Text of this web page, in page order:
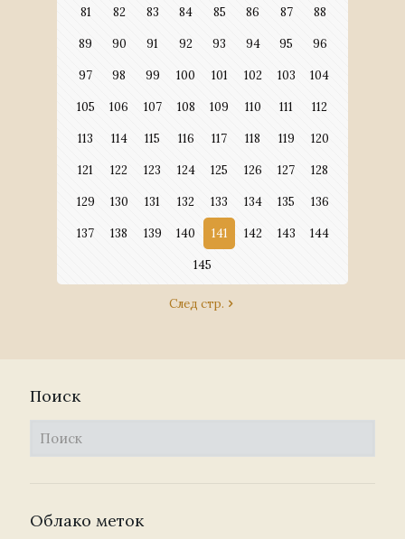
81 82 83 84 85 86 87 88
89 90 91 92 93 94 95 96
97 98 99 100 101 102 103 104
105 106 107 108 109 110 111 112
113 114 115 116 117 118 119 120
121 122 123 124 125 126 127 128
129 130 131 132 133 134 135 136
137 138 139 140 141 142 143 144
145
След стр.
Поиск
Облако меток